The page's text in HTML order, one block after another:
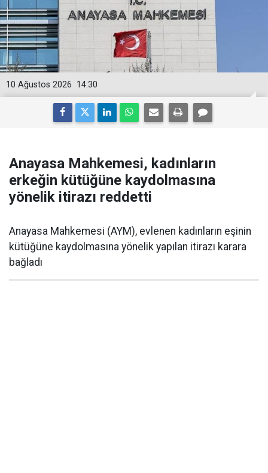
14:30
10 Ağustos 2026
Anayasa Mahkemesi, kadınların
erkeğin kütüğüne kaydolmasına
yönelik itirazı reddetti
Anayasa Mahkemesi (AYM), evlenen kadınların eşinin
kütüğüne kaydolmasına yönelik yapılan itirazı karara
bağladı